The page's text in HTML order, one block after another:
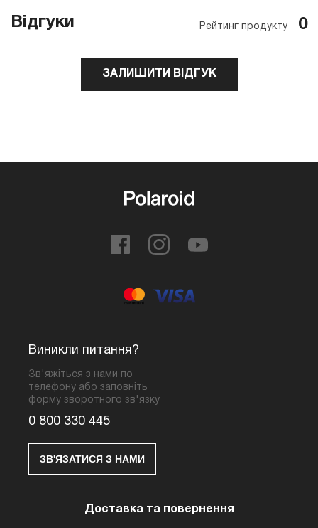
Відгуки Рейтинг продукту 0
ЗАЛИШИТИ ВІДГУК
Виникли питання?
Зв'яжіться з нами по
телефону або заповніть
форму зворотного зв'язку
0 800 330 445
ЗВ'ЯЗАТИСЯ З НАМИ
Доставка та повернення